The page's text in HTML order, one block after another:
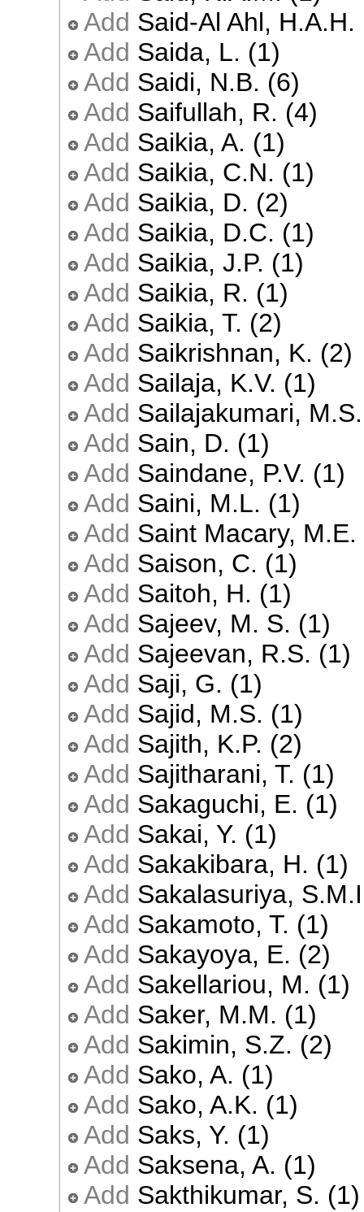
Add Said-Al Ahl, H.A.H.
Add Saida, L. (1)
Add Saidi, N.B. (6)
Add Saifullah, R. (4)
Add Saikia, A. (1)
Add Saikia, C.N. (1)
Add Saikia, D. (2)
Add Saikia, D.C. (1)
Add Saikia, J.P. (1)
Add Saikia, R. (1)
Add Saikia, T. (2)
Add Saikrishnan, K. (2)
Add Sailaja, K.V. (1)
Add Sailajakumari,
Add Sain, D. (1)
Add Saindane, P.V. (1)
Add Saini, M.L. (1)
Add Saint Macary, M.E.
Add Saison, C. (1)
Add Saitoh, H. (1)
Add Sajeev, M. S. (1)
Add Sajeevan, R.S. (1)
Add Saji, G. (1)
Add Sajid, M.S. (1)
Add Sajith, K.P. (2)
Add Sajitharani, T. (1)
Add Sakaguchi, E. (1)
Add Sakai, Y. (1)
Add Sakakibara, H. (1)
Add Sakalasuriya,
Add Sakamoto, T. (1)
Add Sakayoya, E. (2)
Add Sakellariou, M. (1)
Add Saker, M.M. (1)
Add Sakimin, S.Z. (2)
Add Sako, A. (1)
Add Sako, A.K. (1)
Add Saks, Y. (1)
Add Saksena, A. (1)
Add Sakthikumar, S. (1)